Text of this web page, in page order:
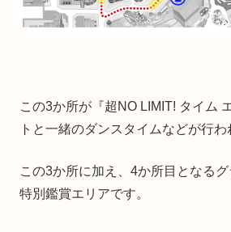
この3か所が『超NO LIMIT! タイム
トと一緒のダンスタイムなどが行わ
この3か所に加え、4か所目となる
特別鑑賞エリアです。